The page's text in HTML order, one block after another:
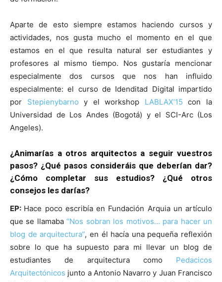
Aparte de esto siempre estamos haciendo cursos y
actividades, nos gusta mucho el momento en el que
estamos en el que resulta natural ser estudiantes y
profesores al mismo tiempo. Nos gustaría mencionar
especialmente dos cursos que nos han influido
especialmente: el curso de Idenditad Digital impartido
por Stepienybarno y el workshop LABLAX’15 con la
Universidad de Los Andes (Bogotá) y el SCI-Arc (Los
Angeles).
¿Animarías a otros arquitectos a seguir vuestros
pasos? ¿Qué pasos consideráis que deberían dar?
¿Cómo completar sus estudios? ¿Qué otros
consejos les darías?
EP: Hace poco escribía en Fundación Arquia un artículo
que se llamaba“Nos sobran los motivos… para hacer un
blog de arquitectura”, en él hacía una pequeña reflexión
sobre lo que ha supuesto para mi llevar un blog de
estudiantes de arquitectura como Pedacicos
Arquitectónicos junto a Antonio Navarro y Juan Francisco